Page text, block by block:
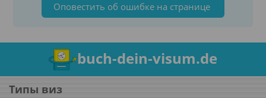
Оповестить об ошибке на странице
buch-dein-visum.de
Типы виз